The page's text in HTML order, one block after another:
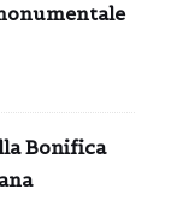
Bonifica